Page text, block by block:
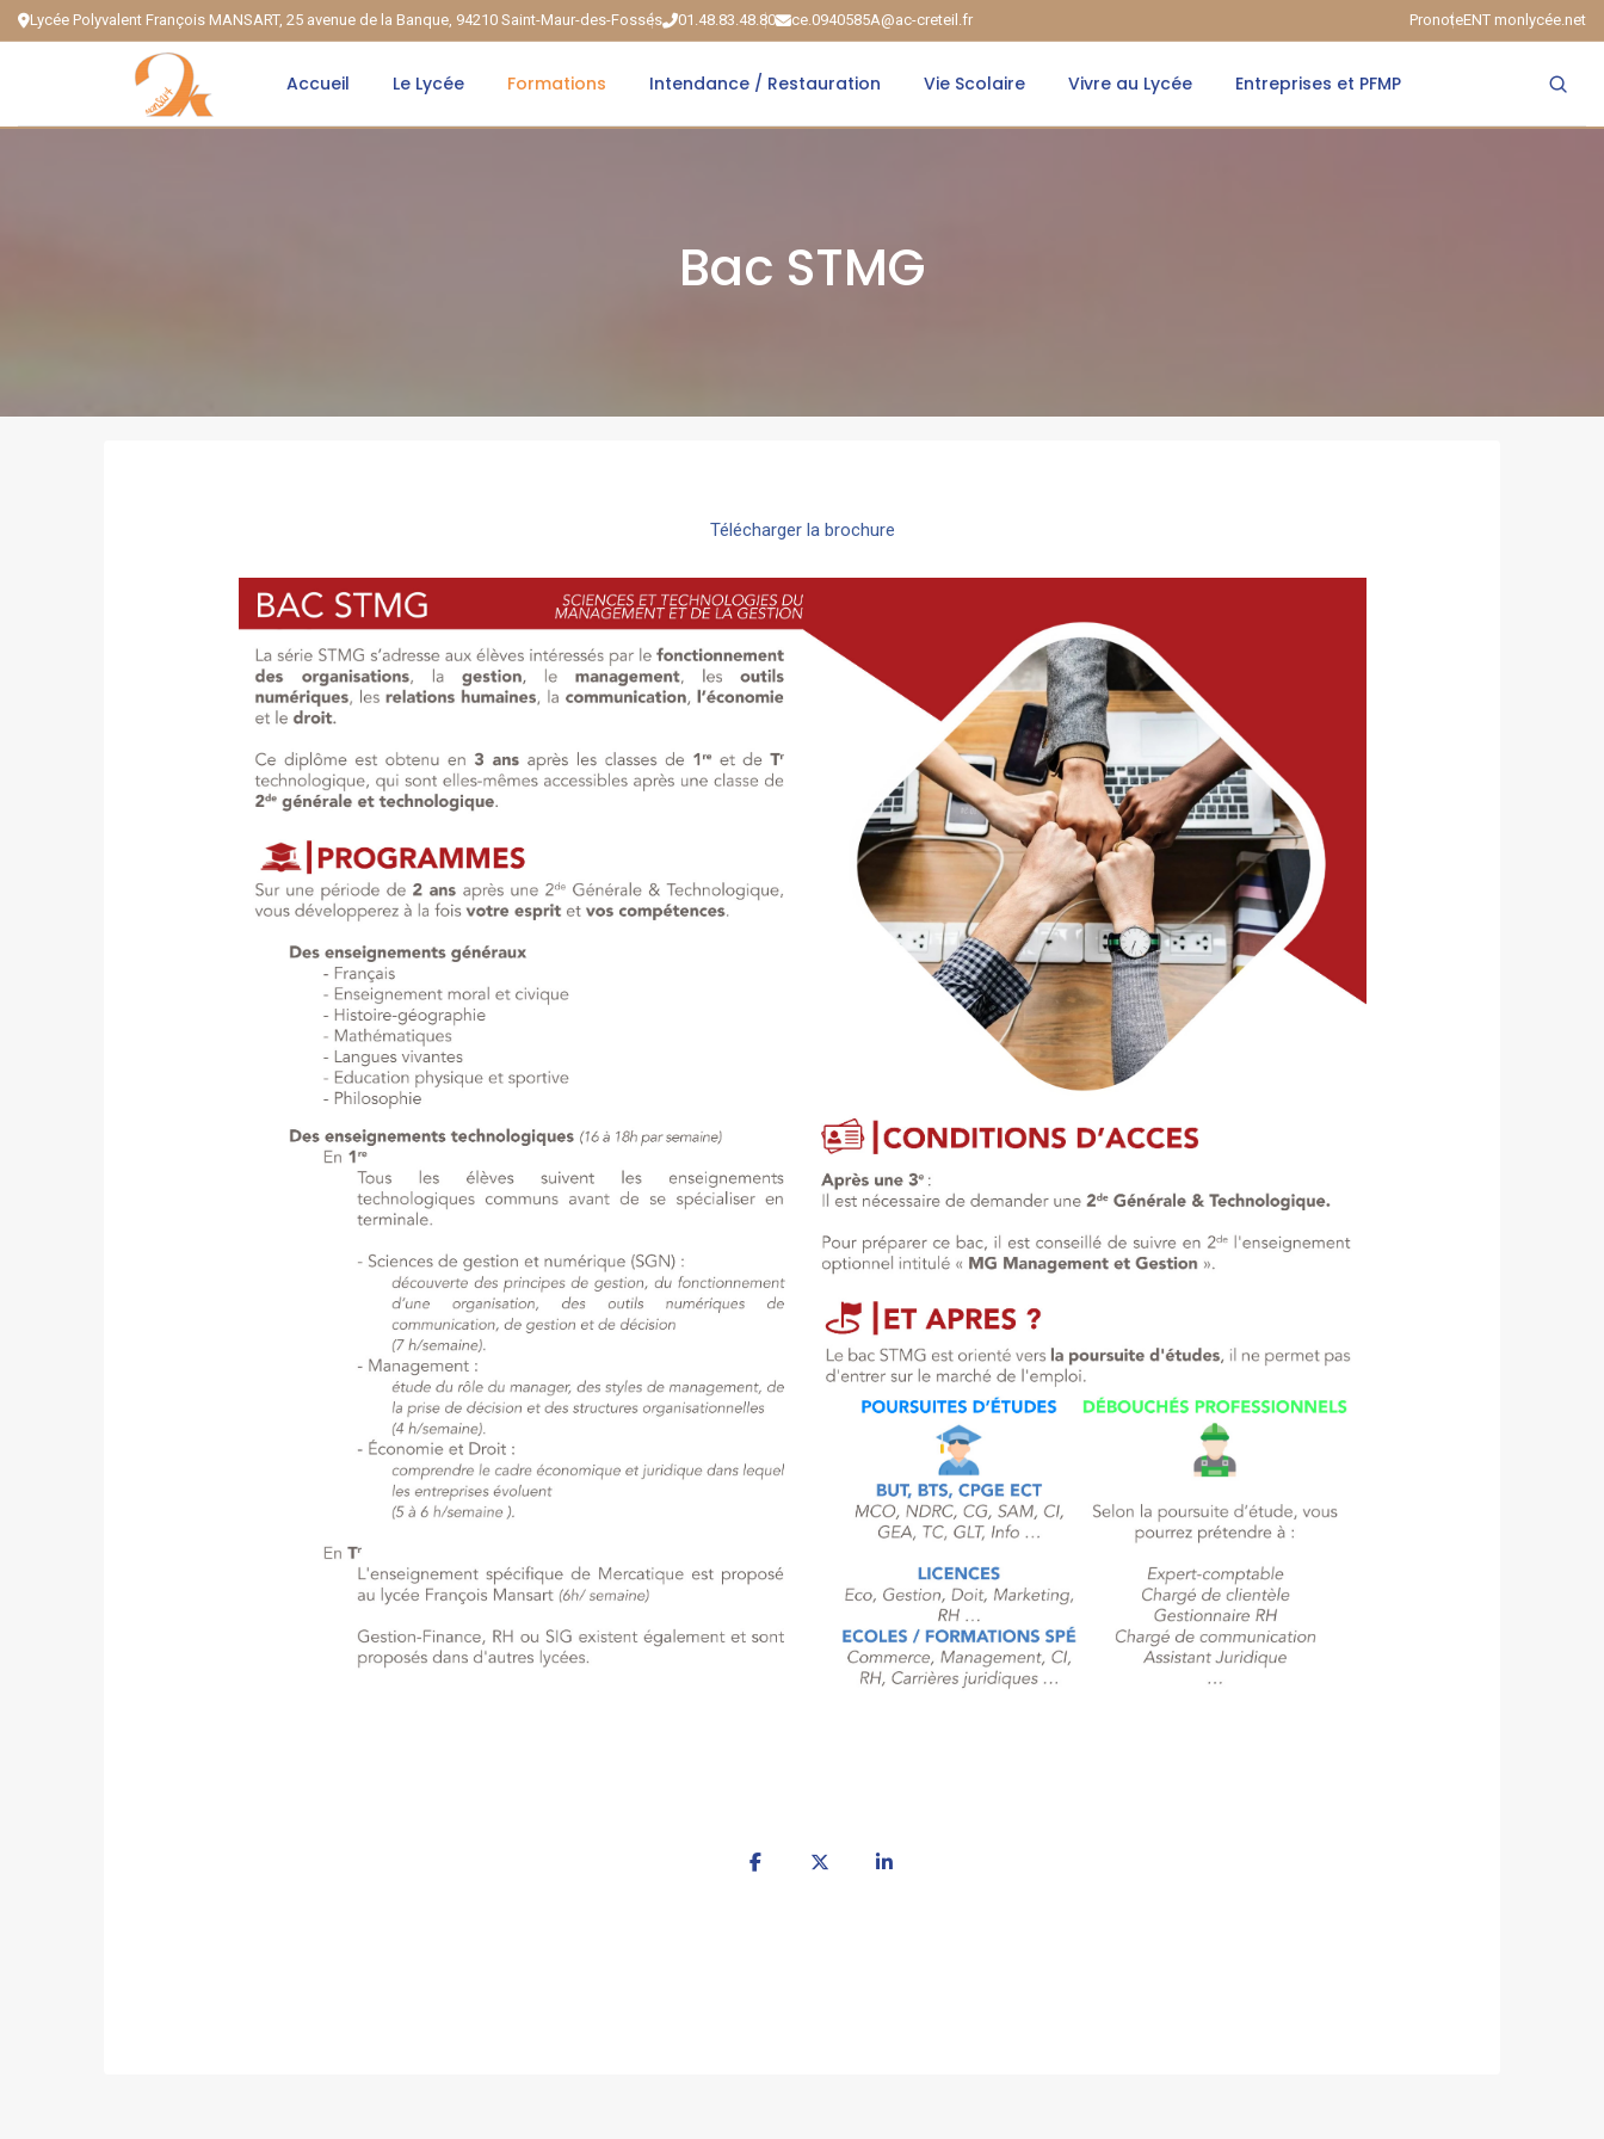
Lycée Polyvalent François MANSART, 25 avenue de la Banque, 94210 Saint-Maur-des-Fossés 01.48.83.48.80 ce.0940585A@ac-creteil.fr PronoteENT monlycée.net
Accueil Le Lycée Formations Intendance / Restauration Vie Scolaire Vivre au Lycée Entreprises et PFMP
Bac STMG
Télécharger la brochure